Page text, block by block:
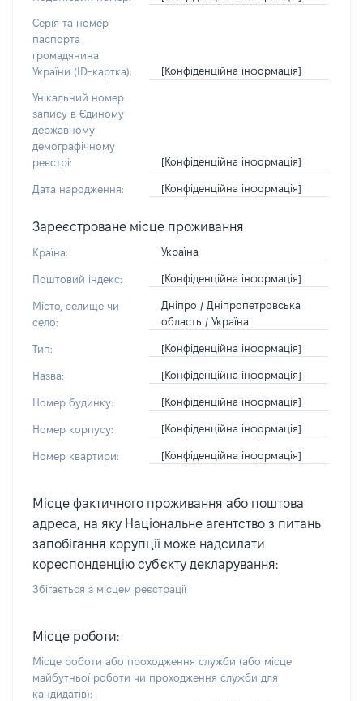
Серія та номер
паспорта
громадянина
України (ID-картка):
[Конфіденційна інформація]
Унікальний номер
запису в Єдиному
державному
демографічному
реєстрі:
[Конфіденційна інформація]
Дата народження: [Конфіденційна інформація]
Зареєстроване місце проживання
Країна: Україна
Поштовий індекс: [Конфіденційна інформація]
Місто, селище чи
село:
Дніпро / Дніпропетровська
область / Україна
Тип: [Конфіденційна інформація]
Назва: [Конфіденційна інформація]
Номер будинку: [Конфіденційна інформація]
Номер корпусу: [Конфіденційна інформація]
Номер квартири: [Конфіденційна інформація]
Місце фактичного проживання або поштова
адреса, на яку Національне агентство з питань
запобігання корупції може надсилати
кореспонденцію суб'єкту декларування:
Збігається з місцем реєстрації
Місце роботи:
Місце роботи або проходження служби (або місце
майбутньої роботи чи проходження служби для
кандидатів):